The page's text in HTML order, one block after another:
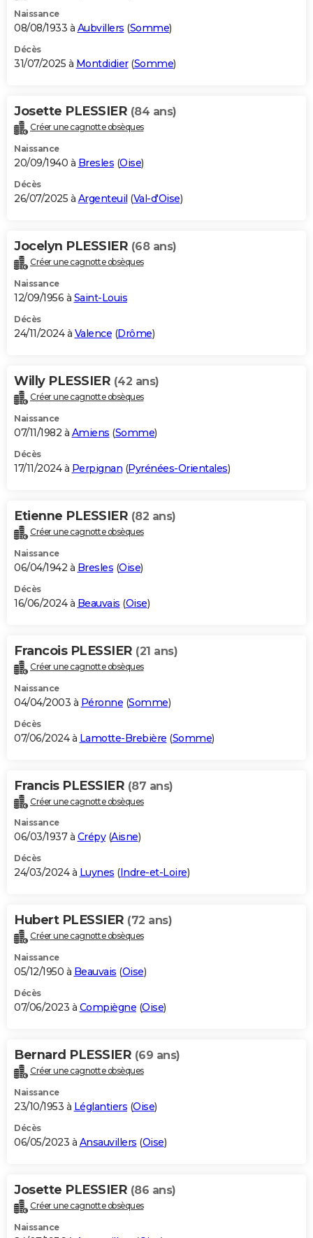
Naissance
08/08/1933 à Aubvillers (Somme)
Décès
31/07/2025 à Montdidier(Somme)
Josette PLESSIER (84 ans)
Créer une cagnotte obsèques
Naissance
20/09/1940 à Bresles (Oise)
Décès
26/07/2025 à Argenteuil (Val-d'Oise)
Jocelyn PLESSIER (68 ans)
Créer une cagnotte obsèques
Naissance
12/09/1956 à Saint-Louis
Décès
24/11/2024 à Valence (Drôme)
Willy PLESSIER (42 ans)
Créer une cagnotte obsèques
Naissance
07/11/1982 à Amiens (Somme)
Décès
17/11/2024 à Perpignan (Pyrénées-Orientales)
Etienne PLESSIER (82 ans)
Créer une cagnotte obsèques
Naissance
06/04/1942 à Bresles (Oise)
Décès
16/06/2024 à Beauvais (Oise)
Francois PLESSIER (21 ans)
Créer une cagnotte obsèques
Naissance
04/04/2003 à Péronne (Somme)
Décès
07/06/2024 à Lamotte-Brebière (Somme)
Francis PLESSIER (87 ans)
Créer une cagnotte obsèques
Naissance
06/03/1937 à Crépy(Aisne)
Décès
24/03/2024 à Luynes (Indre-et-Loire)
Hubert PLESSIER (72 ans)
Créer une cagnotte obsèques
Naissance
05/12/1950 à Beauvais (Oise)
Décès
07/06/2023 à Compiègne (Oise)
Bernard PLESSIER (69 ans)
Créer une cagnotte obsèques
Naissance
23/10/1953 à Léglantiers (Oise)
Décès
06/05/2023 à Ansauvillers (Oise)
Josette PLESSIER (86 ans)
Créer une cagnotte obsèques
Naissance